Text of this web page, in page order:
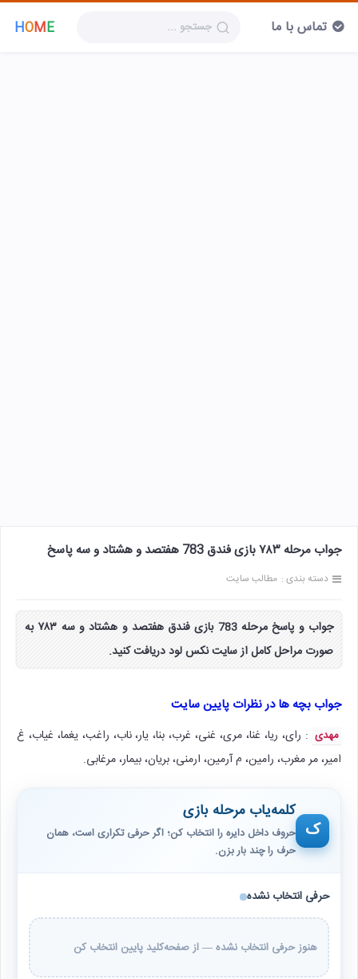
HOME تماس با ما
جواب مرحله ۷۸۳ بازی فندق 783 هفتصد و هشتاد و سه پاسخ
دسته بندی : مطالب سایت
جواب و پاسخ مرحله 783 بازی فندق هفتصد و هشتاد و سه ۷۸۳ به
صورت مراحل کامل از سایت نکس لود دریافت کنید.
جواب بچه ها در نظرات پایین سایت
مهدی : رای، ریا، غنا، مری، غنی، غرب، بنا، یار، ناب، راغب، یغما، غیاب، غ
امیر، مر مغرب، رامین، م آرمین، ارمنی، بریان، بیمار، مرغابی.
ک
کلمه‌یاب مرحله بازی
حروف داخل دایره را انتخاب کن؛ اگر حرفی تکراری است، همان
حرف را چند بار بزن.
حرفی انتخاب نشده
هنوز حرفی انتخاب نشده — از صفحه‌کلید پایین انتخاب کن